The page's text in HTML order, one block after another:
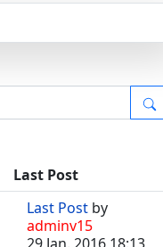
Last Post
Last Post by
adminv15